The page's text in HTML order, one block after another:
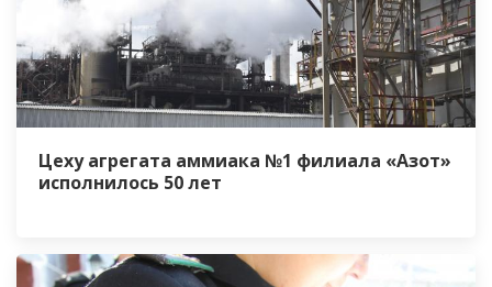
Цеху агрегата аммиака №1 филиала «Азот»
исполнилось 50 лет